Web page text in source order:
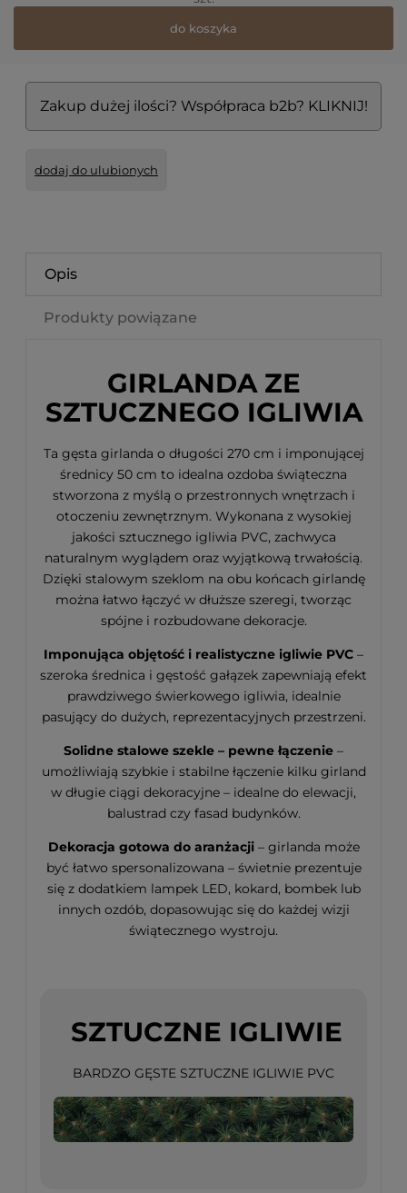
do koszyka
Zakup dużej ilości? Współpraca b2b? KLIKNIJ!
dodaj do ulubionych
Opis
Produkty powiązane
GIRLANDA ZE
SZTUCZNEGO IGLIWIA
Ta gęsta girlanda o długości 270 cm i imponującej
średnicy 50 cm to idealna ozdoba świąteczna
stworzona z myślą o przestronnych wnętrzach i
otoczeniu zewnętrznym. Wykonana z wysokiej
jakości sztucznego igliwia PVC, zachwyca
naturalnym wyglądem oraz wyjątkową trwałością.
Dzięki stalowym szeklom na obu końcach girlandę
można łatwo łączyć w dłuższe szeregi, tworząc
spójne i rozbudowane dekoracje.
Imponująca objętość i realistyczne igliwie PVC –
szeroka średnica i gęstość gałązek zapewniają efekt
prawdziwego świerkowego igliwia, idealnie
pasujący do dużych, reprezentacyjnych przestrzeni.
Solidne stalowe szekle – pewne łączenie –
umożliwiają szybkie i stabilne łączenie kilku girland
w długie ciągi dekoracyjne – idealne do elewacji,
balustrad czy fasad budynków.
Dekoracja gotowa do aranżacji– girlanda może
być łatwo spersonalizowana – świetnie prezentuje
się z dodatkiem lampek LED, kokard, bombek lub
innych ozdób, dopasowując się do każdej wizji
świątecznego wystroju.
SZTUCZNE IGLIWIE
BARDZO GĘSTE SZTUCZNE IGLIWIE PVC